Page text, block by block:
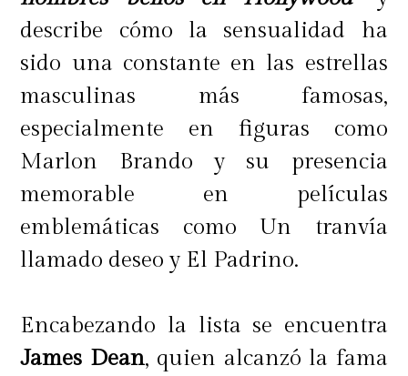
describe cómo la sensualidad ha
sido una constante en las estrellas
masculinas más famosas,
especialmente en figuras como
Marlon Brando y su presencia
memorable en películas
emblemáticas como Un tranvía
llamado deseo y El Padrino.
Encabezando la lista se encuentra
James Dean, quien alcanzó la fama